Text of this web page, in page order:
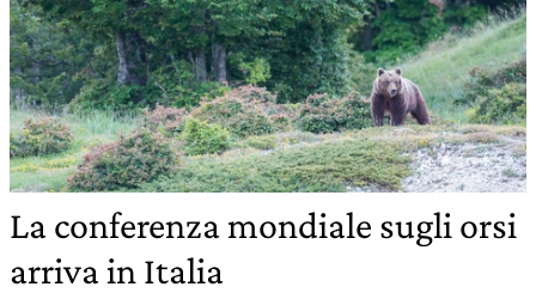
La conferenza mondiale sugli orsi
arriva in Italia